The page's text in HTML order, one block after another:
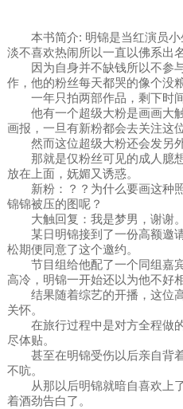
本书简介: 明锦是当红演员小
淡不喜欢热闹所以一直以佛系出名
因为自身并不缺钱所以不参与
作，他的粉丝每天都哭的像个没
一年只拍两部作品，剩下时间
他有一个超级大粉是画画大触
画报，一旦有新粉都会去关注这
然而这位超级大粉还会发另外
那就是仅粉丝可见的成人臆想
放在上面，妩媚又诱惑。
新粉：？？为什么要画这种照
锦锦被压的图呢？
大触回复：我是梦男，谢谢。
某日明锦接到了一份高额邀请
松期便同意了这个邀约。
节目组给他配了一个同组嘉宾
高冷，明锦一开始还以为他不好相
结果随着综艺的开播，这位高
关怀。
在旅行过程中是对方全程做的
尽体贴。
甚至在明锦受伤以后亲自背着
不吭。
从那以后明锦就暗自喜欢上
着酒劲告白了。